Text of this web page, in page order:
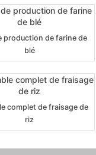
production de farine de
blé
complet de fraisage de
riz